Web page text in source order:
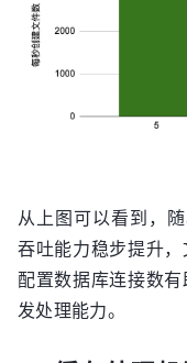
从上图可以看到，
吞吐能力稳步提升
配置数据库连接数
发处理能力。